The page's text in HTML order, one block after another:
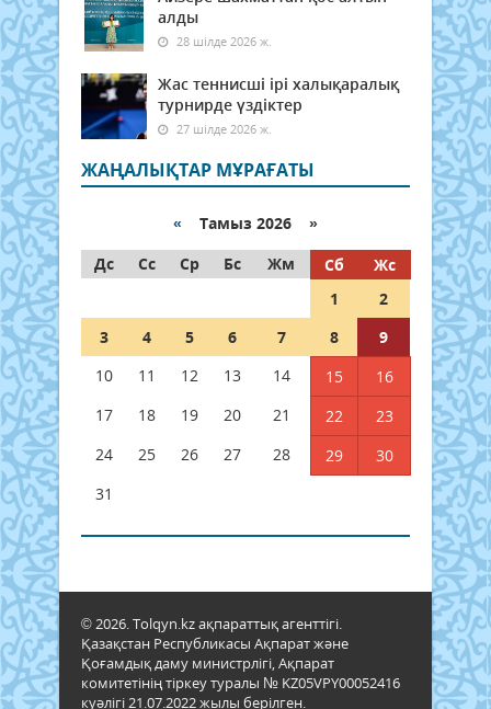
алды
28 шілде 2026 ж.
Жас теннисші ірі халықаралық
турнирде үздіктер
27 шілде 2026 ж.
ЖАҢАЛЫҚТАР МҰРАҒАТЫ
« Тамыз 2026 »
Дс
Сс Ср Бс Жм Сб
Жс
1
2
3
4 5 6 7 8
9
10
11 12 13 14 15
16
17
18 19 20 21 22
23
24
25 26 27 28 29
30
31
© 2026. Tolqyn.kz ақпараттық агенттігі.
Қазақстан Республикасы Ақпарат және
Қоғамдық даму министрлігі, Ақпарат
комитетінің тіркеу туралы № KZ05VPY00052416
куәлігі 21.07.2022 жылы берілген.